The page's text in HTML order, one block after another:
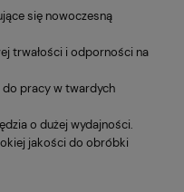
się nowoczesną
trwałości i odporności na
do pracy w twardych
o dużej wydajności.
jakości do obróbki